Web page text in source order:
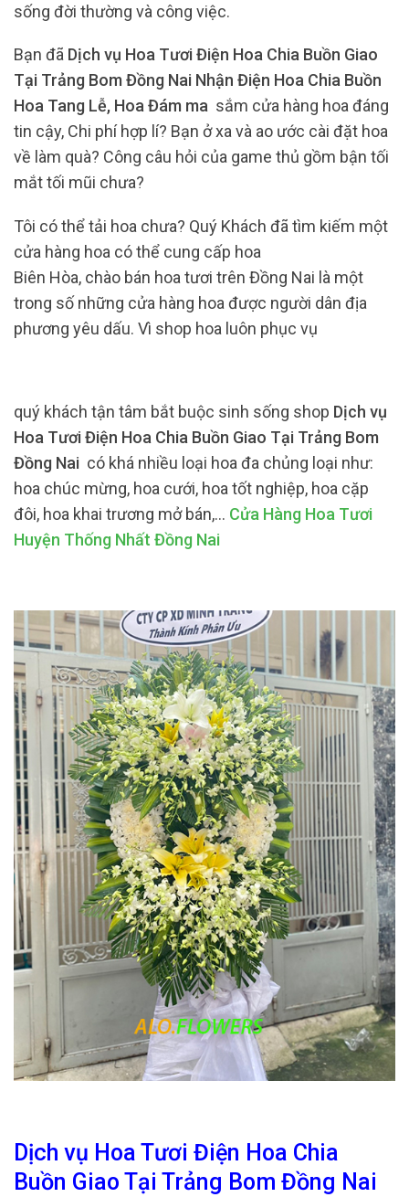
sống đời thường và công việc.
Bạn đã Dịch vụ Hoa Tươi Điện Hoa Chia Buồn Giao
Tại Trảng Bom Đồng Nai Nhận Điện Hoa Chia Buồn
Hoa Tang Lễ, Hoa Đám ma sắm cửa hàng hoa đáng
tin cậy, Chi phí hợp lí? Bạn ở xa và ao ước cài đặt hoa
về làm quà? Công câu hỏi của game thủ gồm bận tối
mắt tối mũi chưa?
Tôi có thể tải hoa chưa? Quý Khách đã tìm kiếm một
cửa hàng hoa có thể cung cấp hoa
Biên Hòa, chào bán hoa tươi trên Đồng Nai là một
trong số những cửa hàng hoa được người dân địa
phương yêu dấu. Vì shop hoa luôn phục vụ
quý khách tận tâm bắt buộc sinh sống shop Dịch vụ
Hoa Tươi Điện Hoa Chia Buồn Giao Tại Trảng Bom
Đồng Nai có khá nhiều loại hoa đa chủng loại như:
hoa chúc mừng, hoa cưới, hoa tốt nghiệp, hoa cặp
đôi, hoa khai trương mở bán,… Cửa Hàng Hoa Tươi
Huyện Thống Nhất Đồng Nai
Dịch vụ Hoa Tươi Điện Hoa Chia
Buồn Giao Tại Trảng Bom Đồng Nai